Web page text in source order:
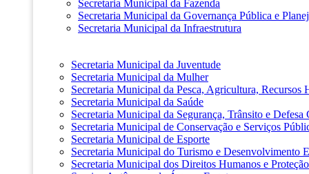
Secretaria Municipal da Fazenda
Secretaria Municipal da Governança Pública e
Secretaria Municipal da Infraestrutura
Secretaria Municipal da Juventude
Secretaria Municipal da Mulher
Secretaria Municipal da Pesca, Agricultura, Recursos
Secretaria Municipal da Saúde
Secretaria Municipal da Segurança, Trânsito e Defesa
Secretaria Municipal de Conservação e Serviços
Secretaria Municipal de Esporte
Secretaria Municipal do Turismo e Desenvolvimento
Secretaria Municipal dos Direitos Humanos e